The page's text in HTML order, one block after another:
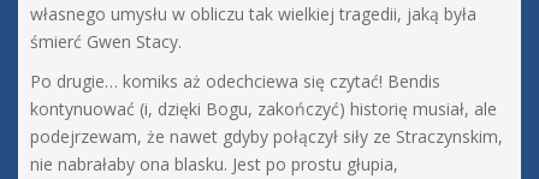
własnego umysłu w obliczu tak wielkiej tragedii, jaką była
śmierć Gwen Stacy.
Po drugie… komiks aż odechciewa się czytać! Bendis
kontynuować (i, dzięki Bogu, zakończyć) historię musiał, ale
podejrzewam, że nawet gdyby połączył siły ze Straczynskim,
nie nabrałaby ona blasku. Jest po prostu głupia,